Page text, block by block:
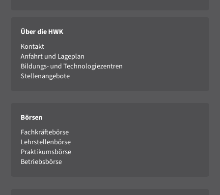
Über die HWK
Kontakt
Anfahrt und Lageplan
Bildungs- und Technologiezentren
Stellenangebote
Börsen
Fachkräftebörse
Lehrstellenbörse
Praktikumsbörse
Betriebsbörse